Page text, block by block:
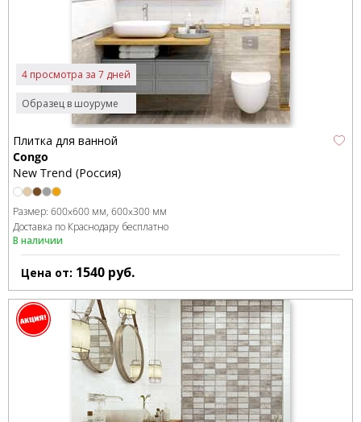
Образец в шоуруме
4 просмотра за 7 дней
Плитка для ванной
Congo
New Trend (Россия)
Размер: 600x600 мм 600x300 мм
Доставка по Краснодару бесплатно
В наличии
Цена от: 1540 руб.